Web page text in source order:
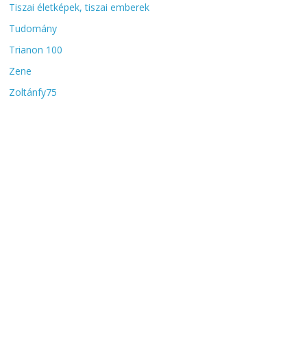
Tiszai életképek, tiszai emberek
Tudomány
Trianon 100
Zene
Zoltánfy75